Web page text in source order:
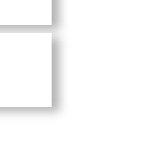
子 - 麻実
風斗 - 彩
八千代）